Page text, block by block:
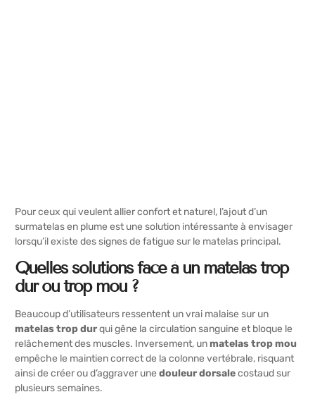
Pour ceux qui veulent allier confort et naturel, l’ajout d’un
surmatelas en plume est une solution intéressante à envisager
lorsqu’il existe des signes de fatigue sur le matelas principal.
Quelles solutions face à un matelas trop
dur ou trop mou ?
Beaucoup d’utilisateurs ressentent un vrai malaise sur un
matelas trop durqui gêne la circulation sanguine et bloque le
relâchement des muscles. Inversement, unmatelas trop mou
empêche le maintien correct de la colonne vertébrale, risquant
ainsi de créer ou d’aggraver une douleur dorsalecostaud sur
plusieurs semaines.